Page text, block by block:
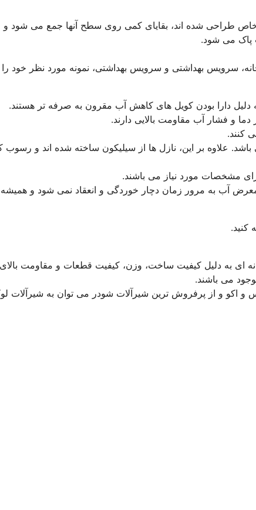
خاص طراحی شده اند، بقایای کمی روی سطح آنها جمع می شود و
پاک می شود.
سرویس بهداشتی و سرویس بهداشتی، نمونه مورد نظر خود را
دارا بودن کویل های کاهش آب مقرون به صرفه تر هستند.
و فشار آب مقاومت بالایی دارند.
کنند.
علاوه بر این، نازل ها از سیلیکون ساخته شده اند و رسوب
مشخصات مورد نیاز می باشند.
معرض آب به مرور زمان دچار خوردگی و انعقاد نمی شود و
کنید.
ای به دلیل کیفیت ساخت، وزن، کیفیت قطعات و مقاومت
می باشند.
و از پرفروش ترین شیرآلات شودر می توان به شیرآلات